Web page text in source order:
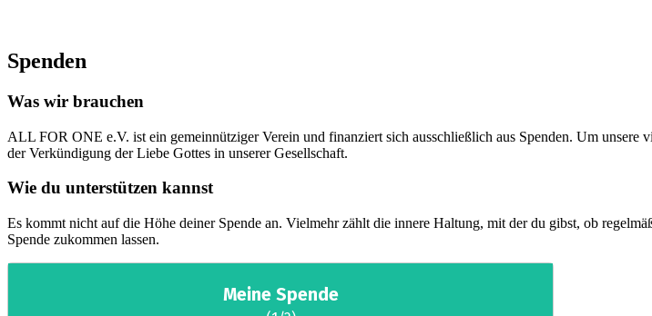
Spenden
Was wir brauchen
ALL FOR ONE e.V. ist ein gemeinnütziger Verein und finanziert sich ausschließlich aus Spenden. Um
der Verkündigung der Liebe Gottes in unserer Gesellschaft.
Wie du unterstützen kannst
Es kommt nicht auf die Höhe deiner Spende an. Vielmehr zählt die innere Haltung, mit der du gibst, ob
Spende zukommen lassen.